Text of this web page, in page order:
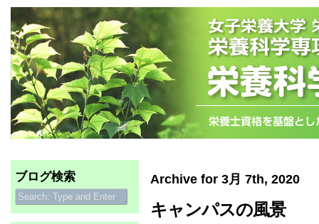
ブログ検索 Archive for 3月 7th, 2020
キャンパスの風景